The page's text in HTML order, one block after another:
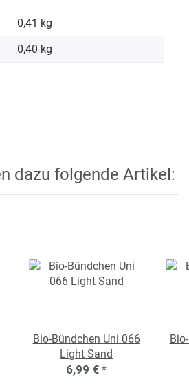
0,41 kg
0,40 kg
dazu folgende Artikel:
Bio-Bündchen Uni 066
Light Sand
6,99 € *